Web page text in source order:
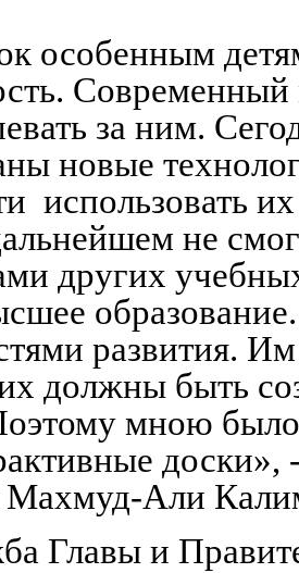
особенным
за ним.
новые
использовать
не
других
развития.
должны быть
мною
Али
Главы и